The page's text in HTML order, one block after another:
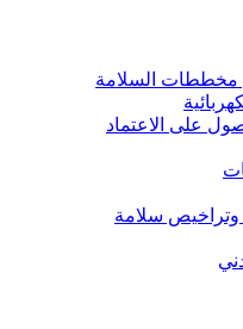
مخططات السلامة
على الاعتماد
سلامة